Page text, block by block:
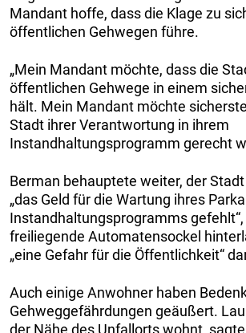
Mandant hoffe, dass die Klage zu
öffentlichen Gehwegen führe.
„Mein Mandant möchte, dass die
öffentlichen Gehwege in einem
hält. Mein Mandant möchte
Stadt ihrer Verantwortung in ihrem
Instandhaltungsprogramm gerecht
Berman behauptete weiter, der
„das Geld für die Wartung ihres
Instandhaltungsprogramms
freiliegende Automatensockel
„eine Gefahr für die Öffentlichkeit“
Auch einige Anwohner haben
Gehweggefährdungen geäußert.
der Nähe des Unfallorts wohnt,